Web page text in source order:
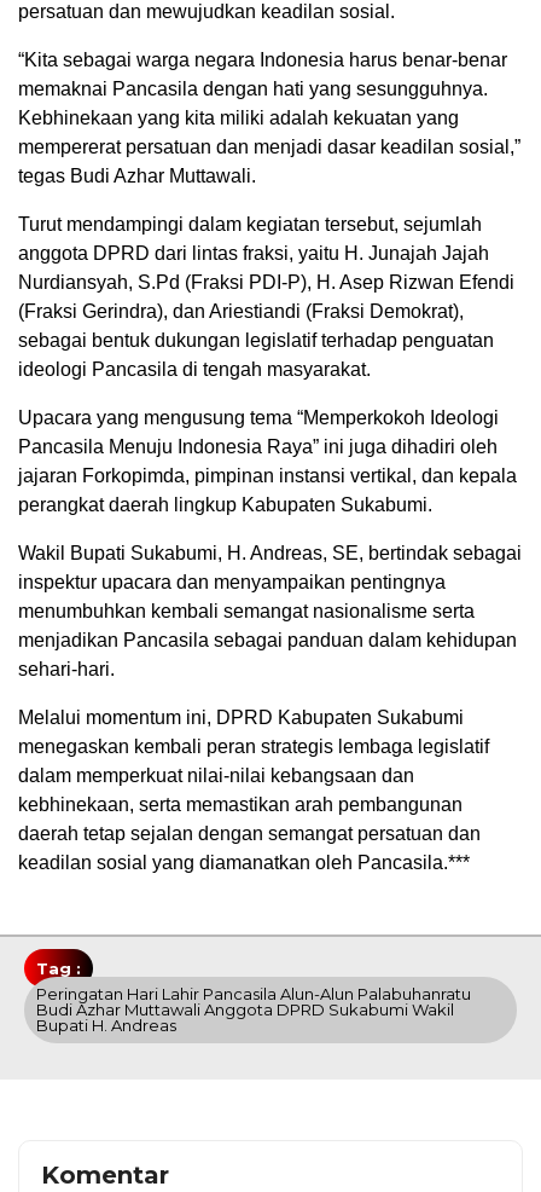
persatuan dan mewujudkan keadilan sosial.
“Kita sebagai warga negara Indonesia harus benar-benar
memaknai Pancasila dengan hati yang sesungguhnya.
Kebhinekaan yang kita miliki adalah kekuatan yang
mempererat persatuan dan menjadi dasar keadilan sosial,”
tegas Budi Azhar Muttawali.
Turut mendampingi dalam kegiatan tersebut, sejumlah
anggota DPRD dari lintas fraksi, yaitu H. Junajah Jajah
Nurdiansyah, S.Pd (Fraksi PDI-P), H. Asep Rizwan Efendi
(Fraksi Gerindra), dan Ariestiandi (Fraksi Demokrat),
sebagai bentuk dukungan legislatif terhadap penguatan
ideologi Pancasila di tengah masyarakat.
Upacara yang mengusung tema “Memperkokoh Ideologi
Pancasila Menuju Indonesia Raya” ini juga dihadiri oleh
jajaran Forkopimda, pimpinan instansi vertikal, dan kepala
perangkat daerah lingkup Kabupaten Sukabumi.
Wakil Bupati Sukabumi, H. Andreas, SE, bertindak sebagai
inspektur upacara dan menyampaikan pentingnya
menumbuhkan kembali semangat nasionalisme serta
menjadikan Pancasila sebagai panduan dalam kehidupan
sehari-hari.
Melalui momentum ini, DPRD Kabupaten Sukabumi
menegaskan kembali peran strategis lembaga legislatif
dalam memperkuat nilai-nilai kebangsaan dan
kebhinekaan, serta memastikan arah pembangunan
daerah tetap sejalan dengan semangat persatuan dan
keadilan sosial yang diamanatkan oleh Pancasila.***
Tag :
Peringatan Hari Lahir Pancasila Alun-Alun Palabuhanratu
Budi Azhar Muttawali Anggota DPRD Sukabumi Wakil
Bupati H. Andreas
Komentar